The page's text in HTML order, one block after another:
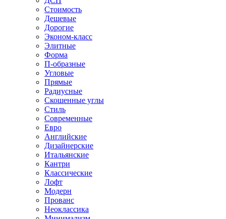
Стоимость
Дешевые
Дорогие
Эконом-класс
Элитные
Форма
П-образные
Угловые
Прямые
Радиусные
Скошенные углы
Стиль
Современные
Евро
Английские
Дизайнерские
Итальянские
Кантри
Классические
Лофт
Модерн
Прованс
Неоклассика